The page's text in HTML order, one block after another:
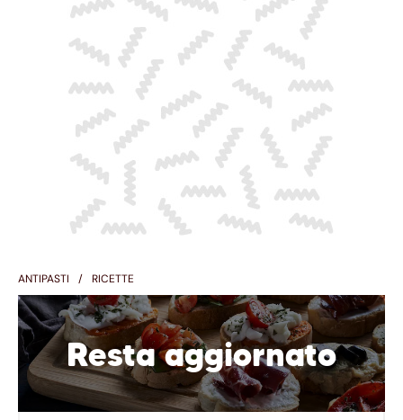
ANTIPASTI RICETTE
Resta aggiornato